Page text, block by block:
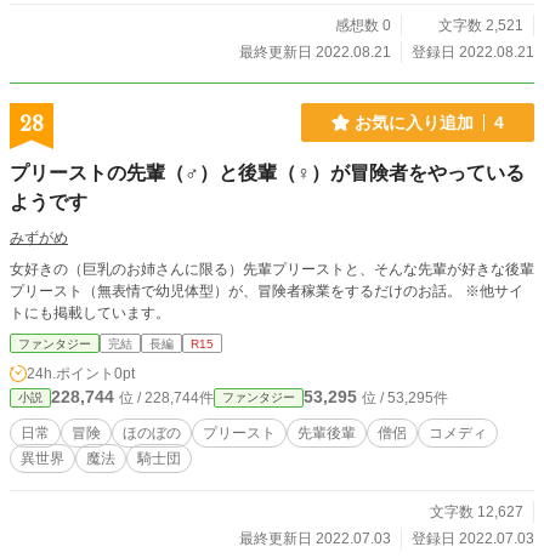
感想数 0
文字数 2,521
最終更新日 2022.08.21
登録日 2022.08.21
28 お気に入り追加 4
プリーストの先輩（♂）と後輩（♀）が冒険者をやっている
ようです
みずがめ
女好きの（巨乳のお姉さんに限る）先輩プリーストと、そんな先輩が好きな後輩
プリースト（無表情で幼児体型）が、冒険者稼業をするだけのお話。 ※他サイ
トにも掲載しています。
ファンタジー 完結 長編 R15
24h.ポイント 0pt
小説 228,744 位 / 228,744件 ファンタジー 53,295 位 / 53,295件
日常 冒険 ほのぼの プリースト 先輩後輩 僧侶
コメディ
異世界
魔法 騎士団
文字数 12,627
最終更新日 2022.07.03
登録日 2022.07.03